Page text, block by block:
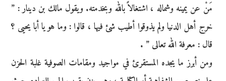
مَنْ عن يمينه وشماله ، اشتغالاً بالله وبخدمته. ويقول مالك بن دينار : ”
خرج أهل الدنيا ولم يذوقوا أطيب شئ فيها ، قالوا : وما هو يا أبا يحيى ؟
قال : معرفة الله تعالى ” .
ومن أبرز ما يجده المستقرئ في مواجيد ومقامات الصوفية غلبة الحزن